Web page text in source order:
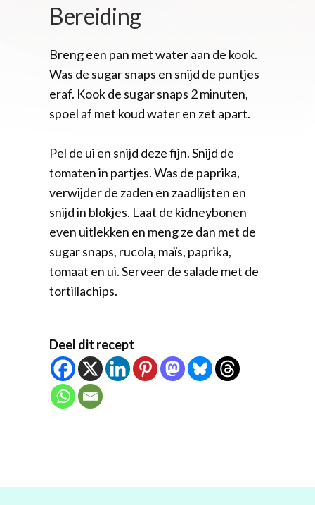
Bereiding
Breng een pan met water aan de kook.
Was de sugar snaps en snijd de puntjes
eraf. Kook de sugar snaps 2 minuten,
spoel af met koud water en zet apart.
Pel de ui en snijd deze fijn. Snijd de
tomaten in partjes. Was de paprika,
verwijder de zaden en zaadlijsten en
snijd in blokjes. Laat de kidneybonen
even uitlekken en meng ze dan met de
sugar snaps, rucola, maïs, paprika,
tomaat en ui. Serveer de salade met de
tortillachips.
Deel dit recept